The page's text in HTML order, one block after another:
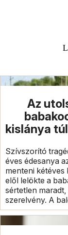
Az
kislánya
Szívszorító
éves édesanya
menteni
elől lelökte a
sértetlen
szerelvény. A